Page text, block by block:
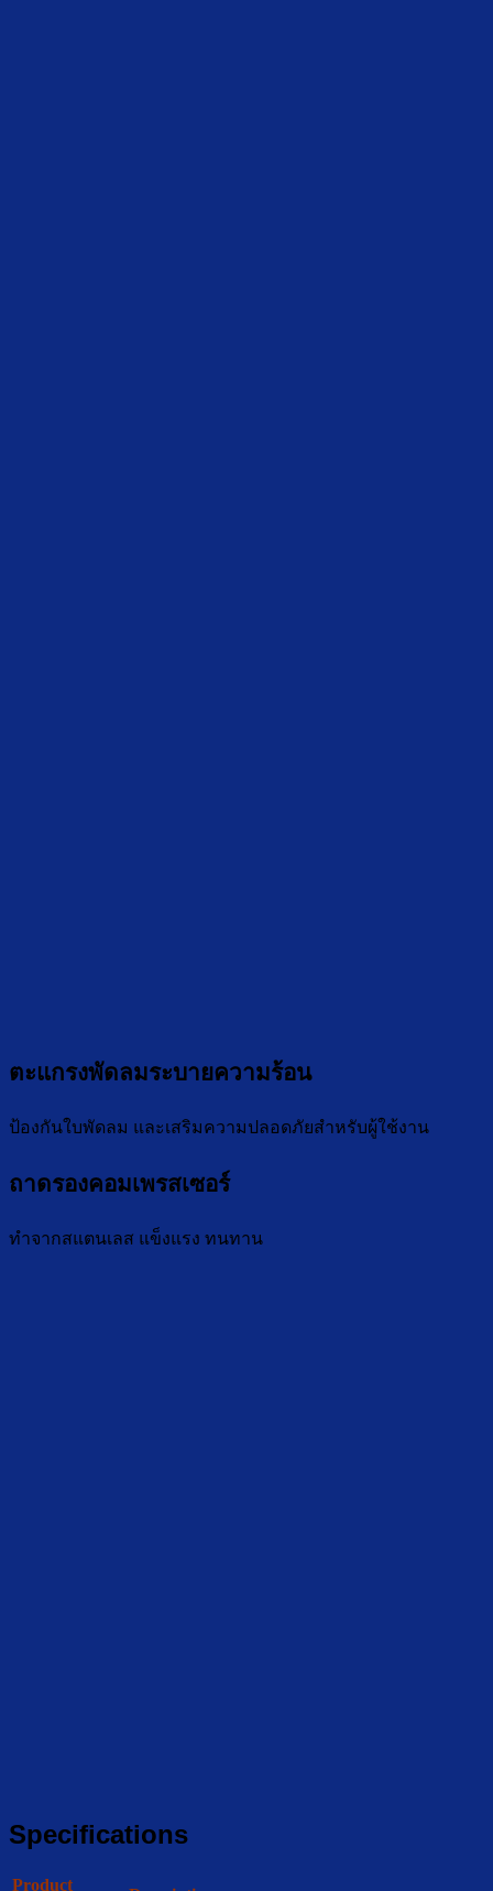
ตะแกรงพัดลมระบายความร้อน
ป้องกันใบพัดลม และเสริมความปลอดภัยสำหรับผู้ใช้งาน
ถาดรองคอมเพรสเซอร์
ทำจากสแตนเลส แข็งแรง ทนทาน
Specifications
Product